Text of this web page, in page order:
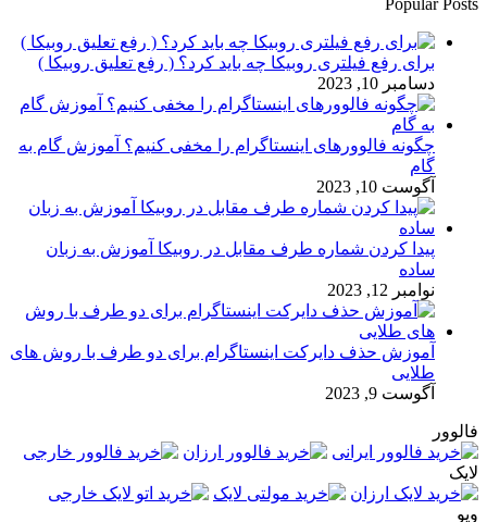
Popular Posts
برای رفع فیلتری روبیکا چه باید کرد؟ ( رفع تعلیق روبیکا )
دسامبر 10, 2023
چگونه فالوورهای اینستاگرام را مخفی کنیم؟ آموزش گام به
گام
آگوست 10, 2023
پیدا کردن شماره طرف مقابل در روبیکا آموزش به زبان
ساده
نوامبر 12, 2023
آموزش حذف دایرکت اینستاگرام برای دو طرف با روش های
طلایی
آگوست 9, 2023
فالوور
لایک
ویو